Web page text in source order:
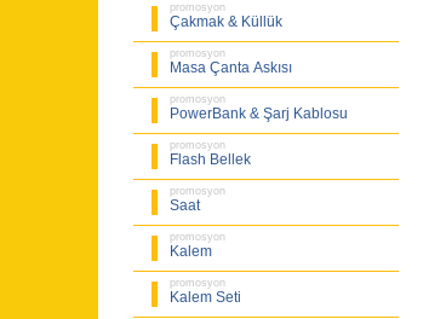
promosyon
Çakmak & Küllük
promosyon
Masa Çanta Askısı
promosyon
PowerBank & Şarj Kablosu
promosyon
Flash Bellek
promosyon
Saat
promosyon
Kalem
promosyon
Kalem Seti